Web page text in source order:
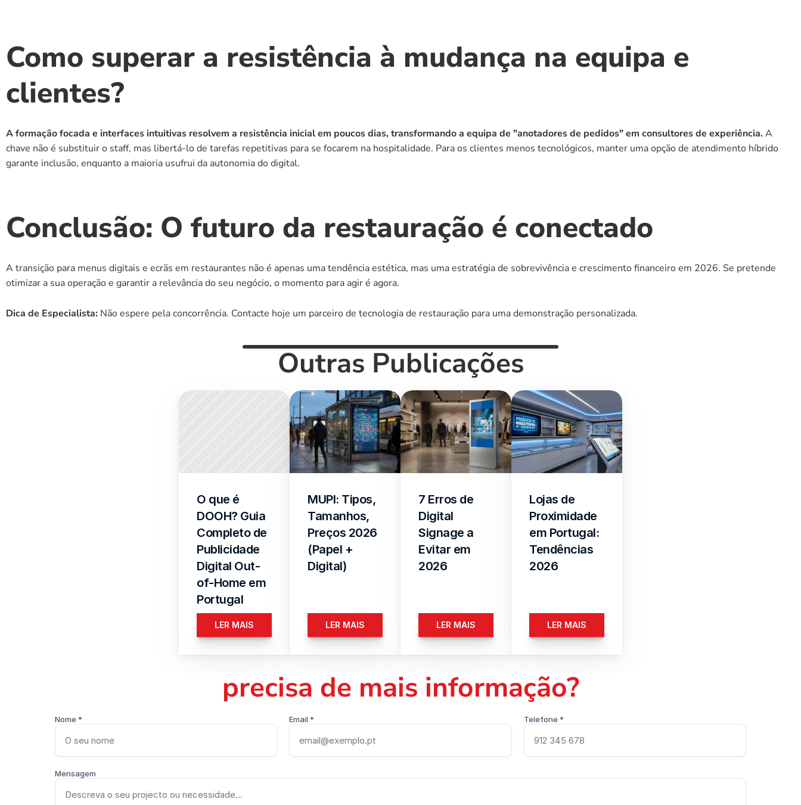
Como superar a resistência à mudança na equipa e
clientes?
A formação focada e interfaces intuitivas resolvem a resistência inicial em poucos dias, transformando a equipa de "anotadores de pedidos" em consultores de experiência. A
chave não é substituir o staff, mas libertá-lo de tarefas repetitivas para se focarem na hospitalidade. Para os clientes menos tecnológicos, manter uma opção de atendimento híbrido
garante inclusão, enquanto a maioria usufrui da autonomia do digital.
Conclusão: O futuro da restauração é conectado
A transição para menus digitais e ecrãs em restaurantes não é apenas uma tendência estética, mas uma estratégia de sobrevivência e crescimento financeiro em 2026. Se pretende
otimizar a sua operação e garantir a relevância do seu negócio, o momento para agir é agora.
Dica de Especialista: Não espere pela concorrência. Contacte hoje um parceiro de tecnologia de restauração para uma demonstração personalizada.
Outras Publicações
O que é
DOOH? Guia
Completo de
Publicidade
Digital Out-
of-Home em
Portugal
LER MAIS
MUPI: Tipos,
Tamanhos,
Preços 2026
(Papel +
Digital)
LER MAIS
7 Erros de
Digital
Signage a
Evitar em
2026
LER MAIS
Lojas de
Proximidade
em Portugal:
Tendências
2026
LER MAIS
precisa de mais informação?
Nome * Email * Telefone *
Mensagem